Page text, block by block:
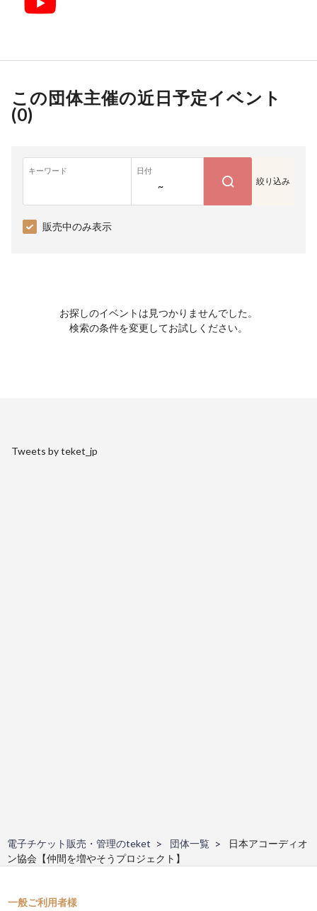
この団体主催の近日予定イベント
(0)
キーワード 日付
~ 絞り込み
販売中のみ表示
お探しのイベントは見つかりませんでした。
検索の条件を変更してお試しください。
Tweets by teket_jp
電子チケット販売・管理のteket 団体一覧
日本アコーディオ
ン協会【仲間を増やそうプロジェクト】
一般ご利用者様